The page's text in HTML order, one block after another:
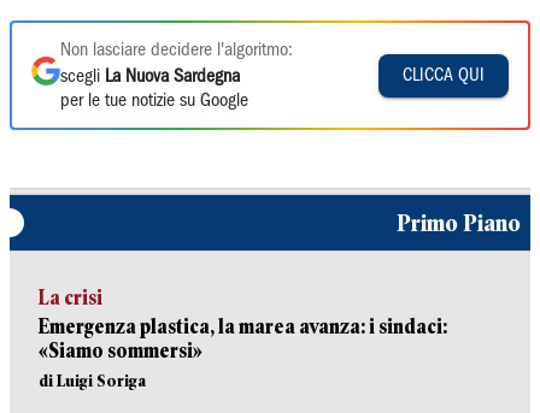
Non lasciare decidere l'algoritmo:
scegli La Nuova Sardegna
per le tue notizie su Google
CLICCA QUI
Primo Piano
La crisi
Emergenza plastica, la marea avanza: i sindaci:
«Siamo sommersi»
di Luigi Soriga